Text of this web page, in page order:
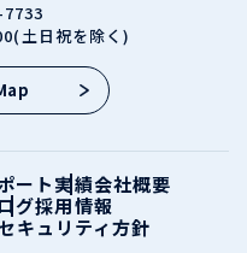
土日祝を除く)
ート実績会社概要
グ採用情報
キュリティ方針